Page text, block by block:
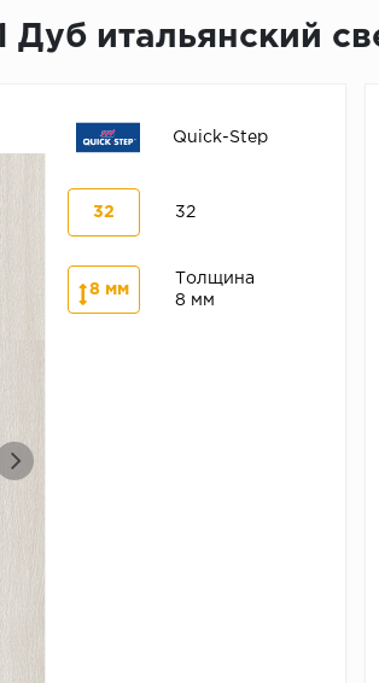
Дуб итальянский
Quick-Step
32 32
8 мм
Толщина
8 мм